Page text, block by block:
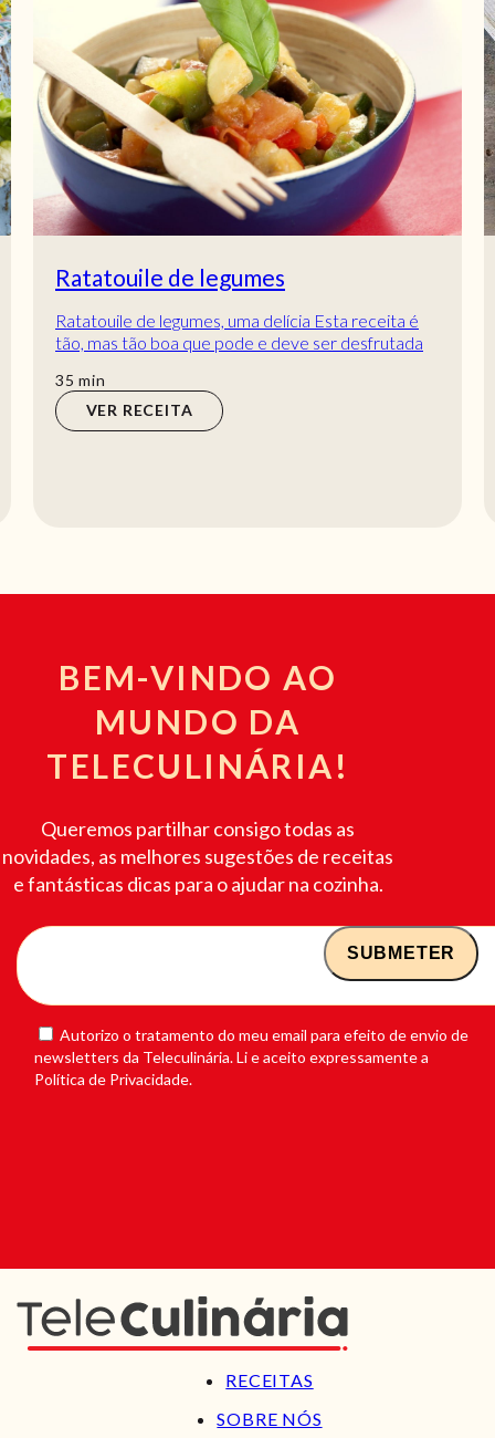
Tacos desconstruídos
Apetece-lhe uma receita de tacos? Então prove
estes tacos desconstruídos com tomate, feijão
25 min
min
VER RECEITA
BEM-VINDO AO
MUNDO DA
TELECULINÁRIA!
Queremos partilhar consigo todas as
novidades, as melhores sugestões de receitas
e fantásticas dicas para o ajudar na cozinha.
Autorizo o tratamento do meu email para efeito de envio de
newsletters da Teleculinária. Li e aceito expressamente a
Política de Privacidade.
RECEITAS
SOBRE NÓS